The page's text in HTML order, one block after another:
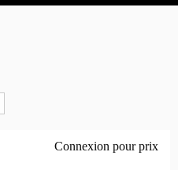
Connexion pour prix